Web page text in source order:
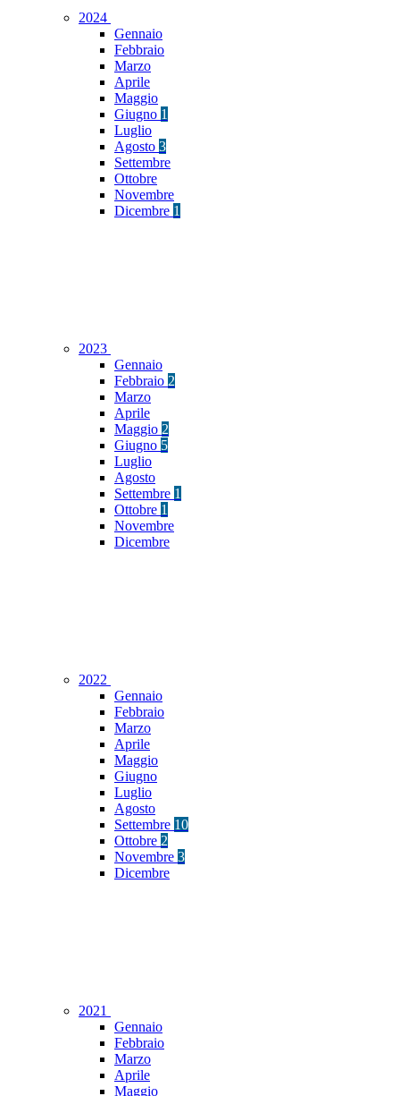
2024
Gennaio
Febbraio
Marzo
Aprile
Maggio
Giugno 1
Luglio
Agosto 3
Settembre
Ottobre
Novembre
Dicembre 1
2023
Gennaio
Febbraio 2
Marzo
Aprile
Maggio 2
Giugno 5
Luglio
Agosto
Settembre 1
Ottobre 1
Novembre
Dicembre
2022
Gennaio
Febbraio
Marzo
Aprile
Maggio
Giugno
Luglio
Agosto
Settembre 10
Ottobre 2
Novembre 3
Dicembre
2021
Gennaio
Febbraio
Marzo
Aprile
Maggio